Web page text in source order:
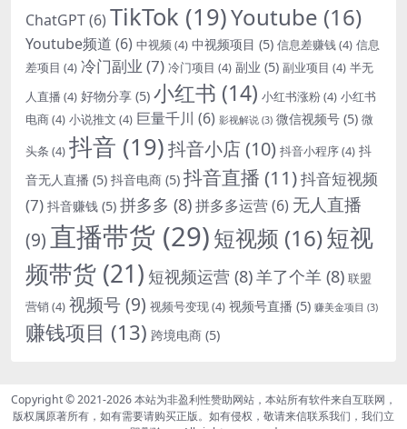
ChatGPT(6) TikTok (19)Youtube (16)
Youtube频道 (6) 中视频(4) 中视频项目 (5) 信息差赚钱(4) 信息
差项目 (4) 冷门副业 (7) 冷门项目 (4) 副业 (5) 副业项目 (4) 半无
人直播 (4) 好物分享 (5) 小红书 (14) 小红书涨粉(4) 小红书
电商(4) 小说推文 (4) 巨量千川 (6) 影视解说 (3) 微信视频号 (5) 微
头条 (4) 抖音 (19)抖音小店(10) 抖音小程序(4) 抖
音无人直播 (5) 抖音电商 (5) 抖音直播 (11)抖音短视频
(7) 抖音赚钱 (5) 拼多多 (8)拼多多运营(6) 无人直播
(9)直播带货 (29)短视频 (16)短视
频带货 (21) 短视频运营 (8)羊了个羊 (8) 联盟
营销 (4) 视频号(9) 视频号变现(4) 视频号直播 (5) 赚美金项目 (3)
赚钱项目 (13) 跨境电商 (5)
Copyright © 2021-2026本站为非盈利性赞助网站，本站所有软件来自互联网，
版权属原著所有，如有需要请购买正版。如有侵权，敬请来信联系我们，我们立